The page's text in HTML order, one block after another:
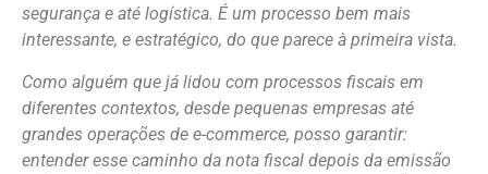
segurança e até logística. É um processo bem mais
interessante, e estratégico, do que parece à primeira vista.
Como alguém que já lidou com processos fiscais em
diferentes contextos, desde pequenas empresas até
grandes operações de e-commerce, posso garantir:
entender esse caminho da nota fiscal depois da emissão